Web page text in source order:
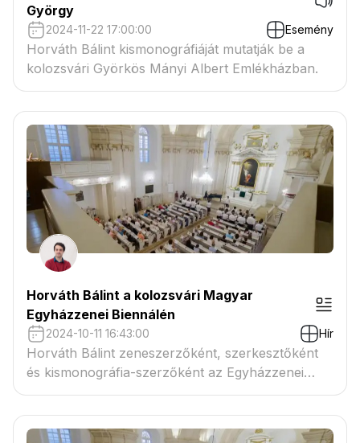
György
2024-11-22 17:00:00 Esemény
Horváth Bálint kismonográfiáját mutatják be a
kolozsvári Györkös Mányi Albert Emlékházban.
Horváth Bálint a kolozsvári Magyar
Egyházzenei Biennálén
2024-10-11 16:43:00 Hír
Horváth Bálint zeneszerzőként, szerkesztőként
és kismonográfia-szerzőként az Egyházzenei
Biennálén